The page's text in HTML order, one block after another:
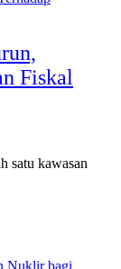
Fiskal
satu kawasan